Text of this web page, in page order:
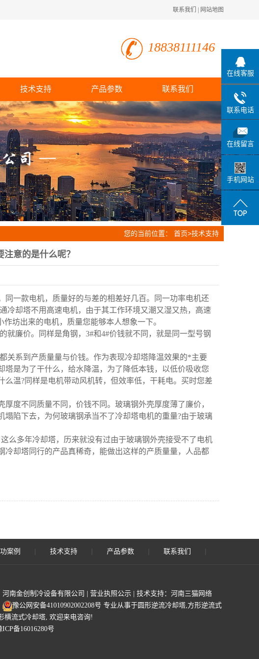
联系我们 网站地图
18838111146
技术支持 产品参数 联系我们
您的当前位置： 首页>技术支持
意的是什么呢？
一款电机，质量好的与差的相差好几百。同一功率电机还
冷却塔不用高速电机，由于其工作环境又潮又湿又热，高速
坊出来的电机，质量您能够本人想象一下。
廉价。同样是角钢，3#和4#价钱就不同，就是同一型号钢
关系到产质量量与价钱。作为表现冷却塔降温效果的*主要
是为了干什么，给水降温，为了降低本钱，以低价吸收您
温?同样是电机带动风机转，但效率低，干耗电。买时您差
度不同质量不同，价钱不同。玻璃钢外壳厚度薄了廉价，
陷下去，为何玻璃钢承当不了冷却塔电机的重量?由于玻璃
么多年冷却塔，历来就没有过由于玻璃钢外壳接受不了电机
却塔同行的产品真稀奇，能做出这样的产质量量，人品都
案例 技术支持 产品参数 联系我们
河南金创制冷设备有限公司 | 营业执照公示 | 技术支持： 河南三猫网络
豫公网安备41010902002208号 专业从事于圆形逆流冷却塔,方形逆流式
横流式冷却塔, 欢迎来电咨询!
备16016280号
在线客服
联系电话
在线留言
手机网站